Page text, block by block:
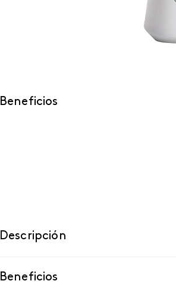
Beneficios
Descripción
Beneficios